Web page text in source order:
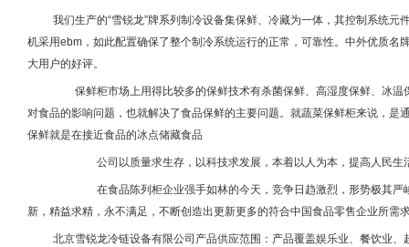
我们生产的“雪锐龙”牌系列制冷设备集保鲜、冷藏为一体，其控制系统
机采用ebm ，如此配置确保了整个制冷系统运行的正常，可靠性。中外优质
大用户的好评。
保鲜柜市场上用得比较多的保鲜技术有杀菌保鲜、高湿度保鲜、冰
对食品的影响问题，也就解决了食品保鲜的主要问题。就蔬菜保鲜柜来说，
保鲜就是在接近食品的冰点储藏食品
公司以质量求生存，以科技求发展，本着以人为本，提高人民生
在食品陈列柜企业强手如林的今天，竞争日趋激烈，形势极其严
新，精益求精，永不满足，不断创造出更新更多的符合中国食品零售企业所
北京雪锐龙冷链设备有限公司产品供应范围：产品覆盖娱乐业、餐饮业